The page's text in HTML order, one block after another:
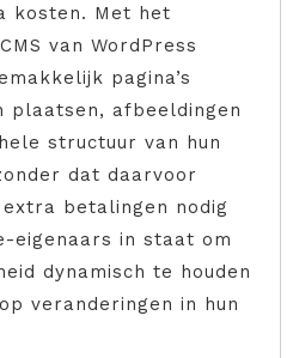
kosten. Met het
van WordPress
pagina’s
plaatsen, afbeeldingen
structuur van hun
dat daarvoor
betalingen nodig
eigenaars in staat om
dynamisch te houden
veranderingen in hun